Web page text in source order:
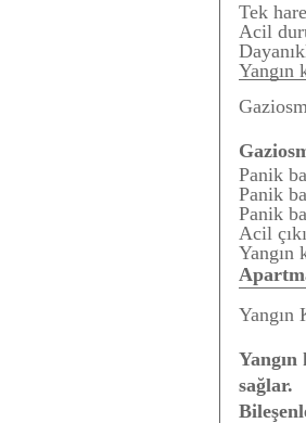
Tek
Acil
Yangın
Panik
Panik
Panik
Acil
Yangın
Yangın
Yangın
sağlar.